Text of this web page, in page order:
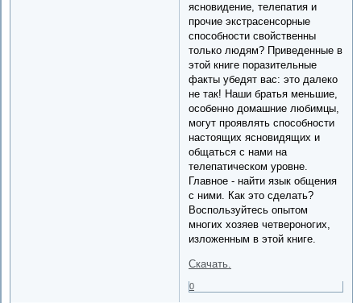
ясновидение, телепатия и
прочие экстрасенсорные
способности свойственны
только людям? Приведенные в
этой книге поразительные
факты убедят вас: это далеко
не так! Наши братья меньшие,
особенно домашние любимцы,
могут проявлять способности
настоящих ясновидящих и
общаться с нами на
телепатическом уровне.
Главное - найти язык общения
с ними. Как это сделать?
Воспользуйтесь опытом
многих хозяев четвероногих,
изложенным в этой книге.
Скачать.
0